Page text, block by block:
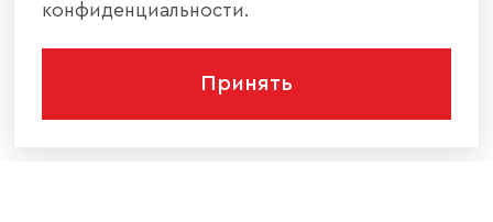
конфиденциальности.
Принять